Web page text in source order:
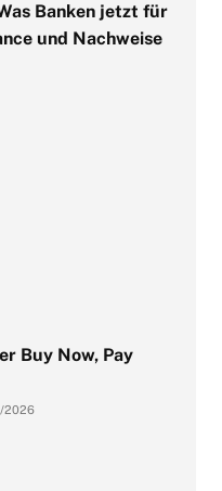
Banken jetzt für
und Nachweise
Buy Now, Pay
2026